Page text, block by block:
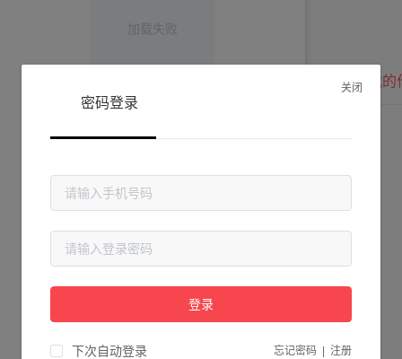
加载失败
作品数 ：
粉丝数 ：
我
关闭
密码登录
登录
下次自动登录 忘记密码 注册